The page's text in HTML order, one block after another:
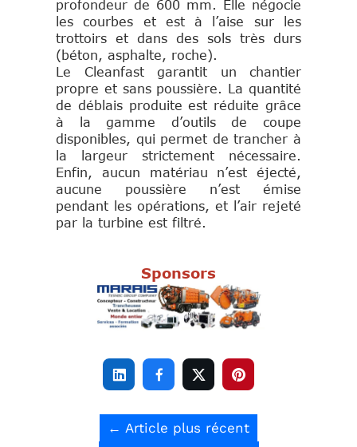
profondeur de 600 mm. Elle négocie
les courbes et est à l’aise sur les
trottoirs et dans des sols très durs
(béton, asphalte, roche).
Le Cleanfast garantit un chantier
propre et sans poussière. La quantité
de déblais produite est réduite grâce
à la gamme d’outils de coupe
disponibles, qui permet de trancher à
la largeur strictement nécessaire.
Enfin, aucun matériau n’est éjecté,
aucune poussière n’est émise
pendant les opérations, et l’air rejeté
par la turbine est filtré.
Sponsors
   
← Article plus récent